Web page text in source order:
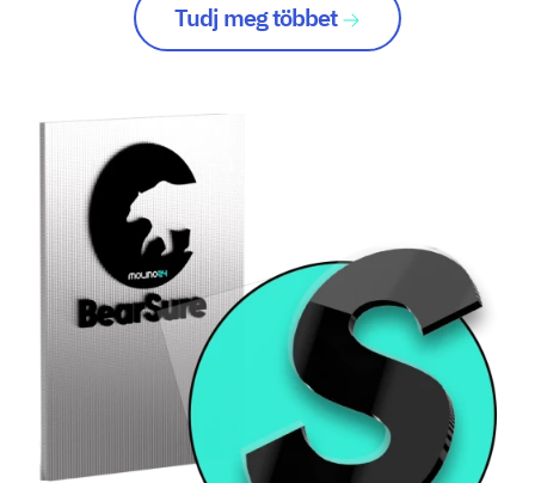
Tudj meg többet